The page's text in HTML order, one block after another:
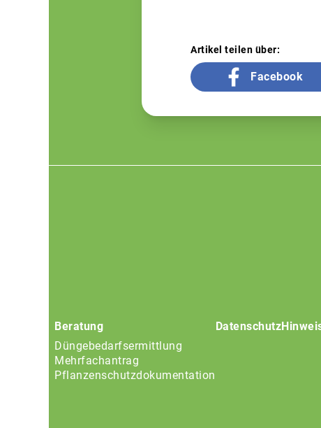
Artikel teilen über:
Facebook
Beratung
Düngebedarfsermittlung
Mehrfachantrag
Pflanzenschutzdokumentation
Datenschutz